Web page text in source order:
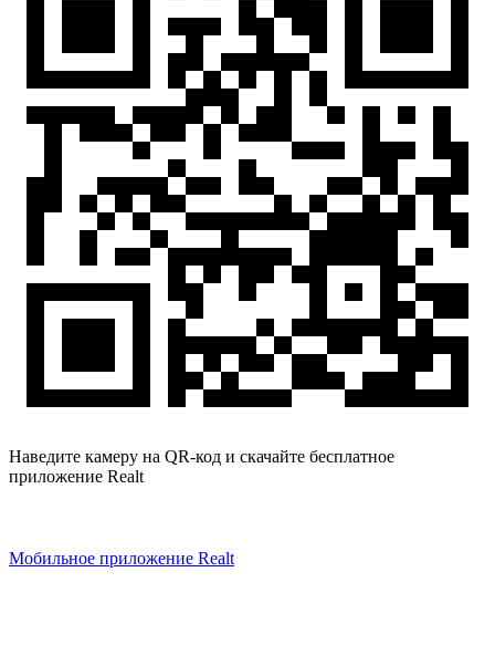
Наведите камеру на QR-код и скачайте бесплатное
приложение Realt
Мобильное приложение Realt